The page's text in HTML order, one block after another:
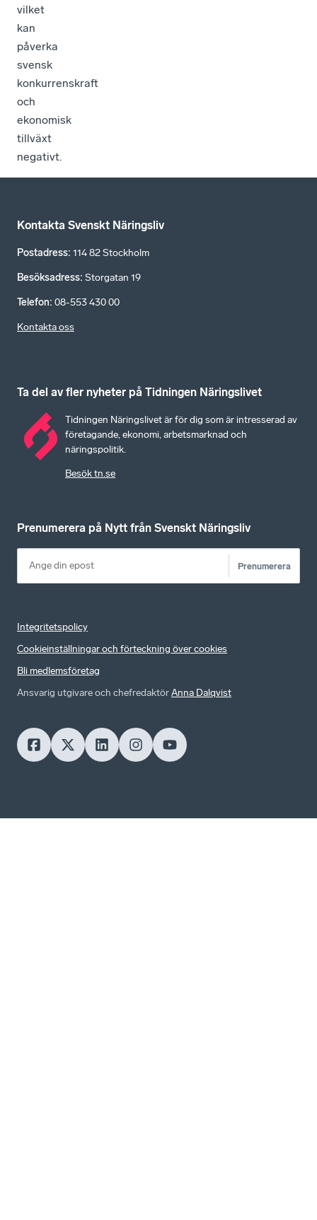
vilket
kan
påverka
svensk
konkurrenskraft
och
ekonomisk
tillväxt
negativt.
Kontakta Svenskt Näringsliv
Postadress: 114 82 Stockholm
Besöksadress: Storgatan 19
Telefon: 08-553 430 00
Kontakta oss
Ta del av fler nyheter på Tidningen Näringslivet
Tidningen Näringslivet är för dig som är intresserad av
företagande, ekonomi, arbetsmarknad och
näringspolitik.
Besök tn.se
Prenumerera på Nytt från Svenskt Näringsliv
Prenumerera
Integritetspolicy
Cookieinställningar och förteckning över cookies
Bli medlemsföretag
Ansvarig utgivare och chefredaktörAnna Dalqvist